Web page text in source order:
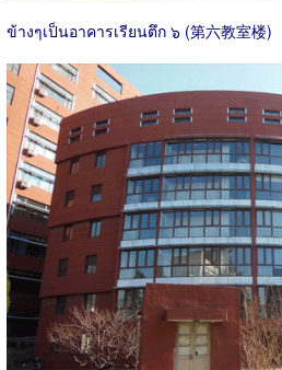
ข้างๆเป็นอาคารเรียนตึก ๖ (第六教室楼)